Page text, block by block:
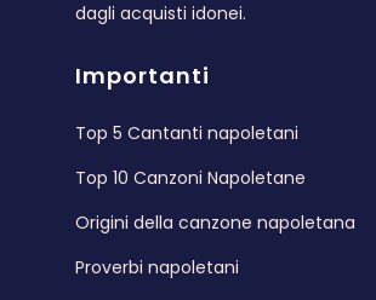
dagli acquisti idonei.
Importanti
Top 5 Cantanti napoletani
Top 10 Canzoni Napoletane
Origini della canzone napoletana
Proverbi napoletani